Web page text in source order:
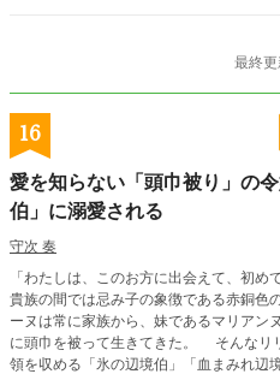
最終
16
愛を知らない「頭巾被り」の
伯」に溺愛される
守次 奏
「わたしは、このお方に出会えて、初め
貴族の間では忌み子の象徴である赤銅色
ーヌは常に家族から、妹であるマリアン
に頭巾を被って生きてきた。 そんなリリアーヌは十五歳を迎えた折に、辺境
領を収める「氷の辺境伯」「血まみれ辺